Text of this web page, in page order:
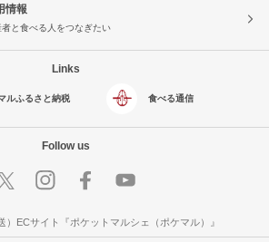
情報
者と食べる人をつなぎたい
Links
ルふるさと納税 食べる通信
Follow us
）ECサイト『ポケットマルシェ（ポケマル）』